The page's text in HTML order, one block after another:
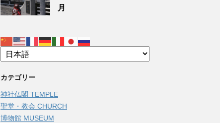
月
カテゴリー
神社仏閣 TEMPLE
聖堂・教会 CHURCH
博物館 MUSEUM